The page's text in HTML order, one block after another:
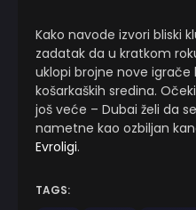
Kako navode izvori bliski
zadatak da u kratkom
uklopi brojne nove igrače
košarkaških sredina.
još veće – Dubai želi da
nametne kao ozbiljan
Evroligi.
TAGS: